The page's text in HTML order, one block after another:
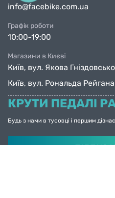
info@facebike.com.ua
Графік роботи
10:00-19:00
Магазини в Києві
Київ, вул. Якова
Київ, вул. Рональда
КРУТИ ПЕДАЛІ
Будь з нами в тусовці і першим